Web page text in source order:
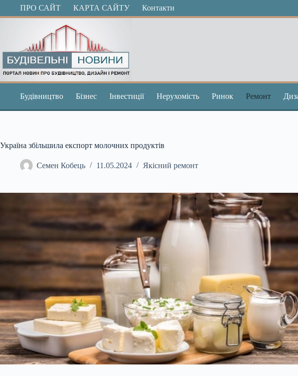
ПерейтиПРО САЙТ КАРТА САЙТУ Контакти
Будівництво Бізнес Інвестиції Нерухомість Ринок Ремонт
Україна збільшила експорт молочних продуктів
Семен Кобець 11.05.2024 Якісний ремонт